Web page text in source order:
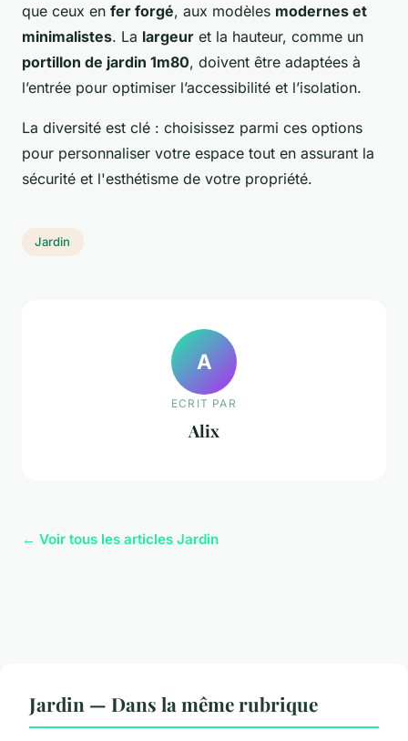
que ceux en fer forgé, aux modèles modernes et
minimalistes. La largeur et la hauteur, comme un
portillon de jardin 1m80, doivent être adaptées à
l’entrée pour optimiser l’accessibilité et l’isolation.
La diversité est clé : choisissez parmi ces options
pour personnaliser votre espace tout en assurant la
sécurité et l'esthétisme de votre propriété.
Jardin
A
ECRIT PAR
Alix
← Voir tous les articles Jardin
Jardin — Dans la même rubrique